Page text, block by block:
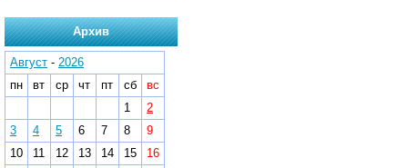
Архив
Август - 2026
пн
вт ср чт пт сб
вс
1
2
3
4 5 6 7 8
9
10
11 12 13 14 15
16